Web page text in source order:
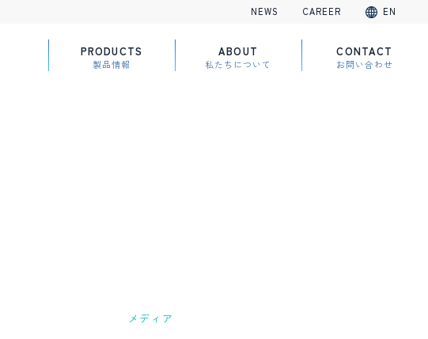
PRODUCTS
製品情報
ABOUT
私たちについて
CONTACT
お問い合わせ
NEWS CAREER EN
メディア